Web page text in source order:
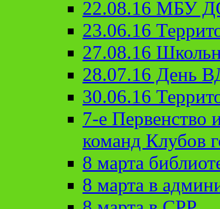
22.08.16 МБУ
23.06.16
27.08.16
28.07.16 День
30.06.16
7-е Первенство
команд Клубов
8 марта
8 марта в